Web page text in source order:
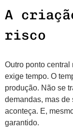
A
risco
Outro ponto
exige tempo. O
produção. Não se
demandas, mas de
aconteça. E,
garantido.